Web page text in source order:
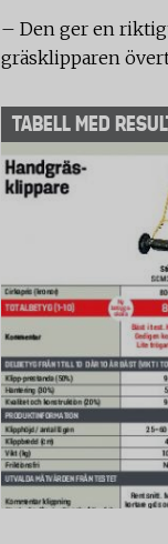
– Den ger en
gräsklipparen
TABELL MED